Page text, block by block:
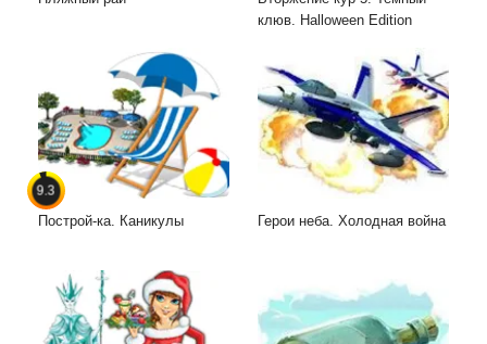
клюв. Halloween Edition
9.3
Построй-ка. Каникулы Герои неба. Холодная война